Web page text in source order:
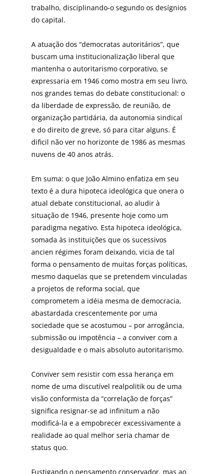
trabalho, disciplinando-o segundo os desígnios
do capital.
A atuação dos “democratas autoritários”, que
buscam uma institucionalização liberal que
mantenha o autoritarismo corporativo, se
expressaria em 1946 como mostra em seu livro,
nos grandes temas do debate constitucional: o
da liberdade de expressão, de reunião, de
organização partidária, da autonomia sindical
e do direito de greve, só para citar alguns. É
dificil não ver no horizonte de 1986 as mesmas
nuvens de 40 anos atrás.
Em suma: o que João Almino enfatiza em seu
texto é a dura hipoteca ideológica que onera o
atual debate constitucional, ao aludir à
situação de 1946, presente hoje como um
paradigma negativo. Esta hipoteca ideológica,
somada às instituições que os sucessivos
ancien régimes foram deixando, vicia de tal
forma o pensamento de muitas forças políticas,
mesmo daquelas que se pretendem vinculadas
a projetos de reforma social, que
comprometem a idéia mesma de democracia,
abastardada crescentemente por uma
sociedade que se acostumou – por arrogância,
submissão ou impotência – a conviver com a
desigualdade e o mais absoluto autoritarismo.
Conviver sem resistir com essa herança em
nome de uma discutível realpolitik ou de uma
visão conformista da “correlação de forças”
significa resignar-se ad infinitum a não
modificá-la e a empobrecer excessivamente a
realidade ao qual melhor seria chamar de
status quo.
Fustigando o pensamento conservador, mas ao